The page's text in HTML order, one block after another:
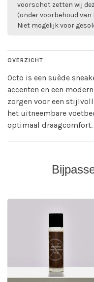
voorschot zetten wij
(onder voorbehoud
Niet mogelijk voor
OVERZICHT
Octo is een suède
accenten en een
zorgen voor een
het uitneembare
optimaal draagcomfort.